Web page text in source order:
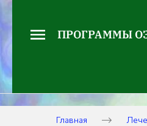
ПРОГРАММЫ
Главная